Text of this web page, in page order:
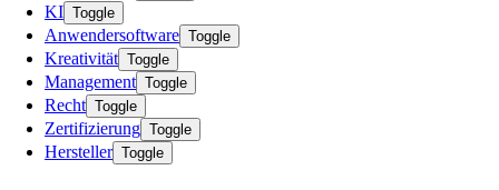
KI Toggle
Anwendersoftware Toggle
Kreativität Toggle
Management Toggle
Recht Toggle
Zertifizierung Toggle
Hersteller Toggle